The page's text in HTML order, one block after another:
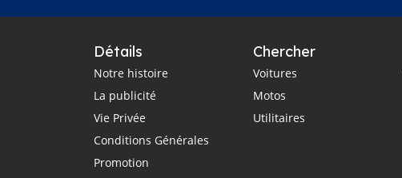
Détails
Notre histoire
La publicité
Vie Privée
Conditions Générales
Promotion
Chercher
Voitures
Motos
Utilitaires